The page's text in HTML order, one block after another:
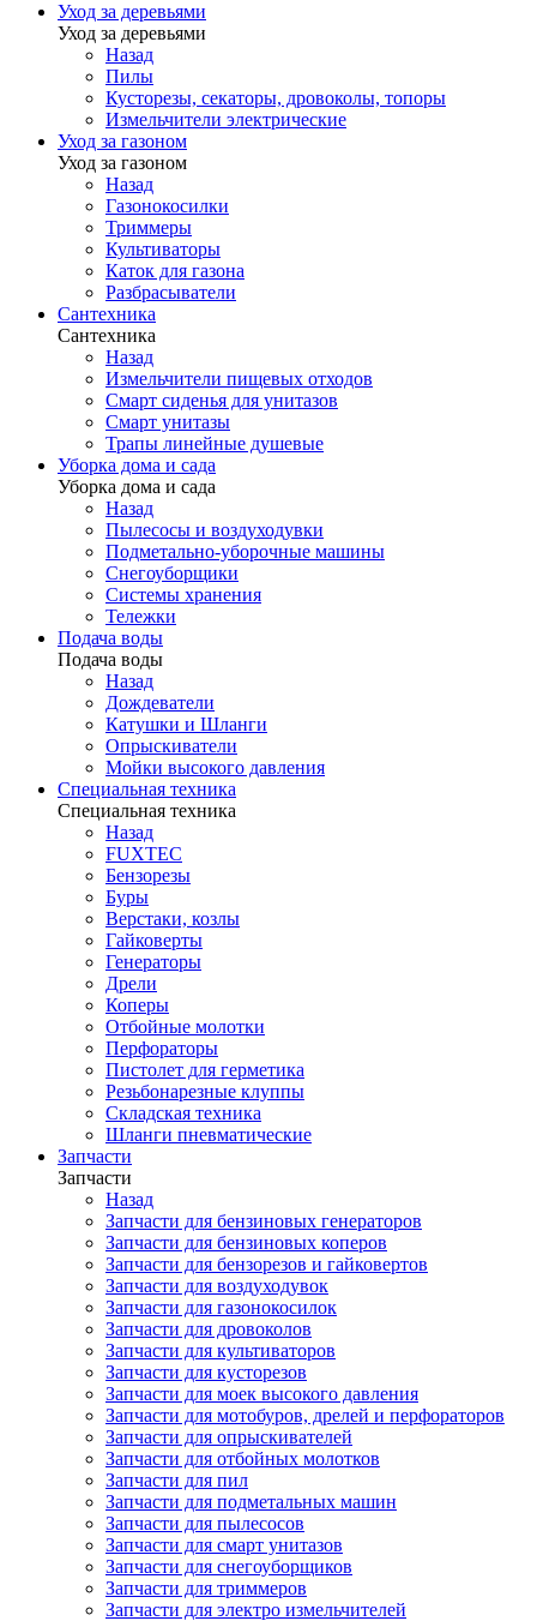
Уход за деревьями
Уход за деревьями
Назад
Пилы
Кусторезы, секаторы, дровоколы, топоры
Измельчители электрические
Уход за газоном
Уход за газоном
Назад
Газонокосилки
Триммеры
Культиваторы
Каток для газона
Разбрасыватели
Сантехника
Сантехника
Назад
Измельчители пищевых отходов
Смарт сиденья для унитазов
Смарт унитазы
Трапы линейные душевые
Уборка дома и сада
Уборка дома и сада
Назад
Пылесосы и воздуходувки
Подметально-уборочные машины
Снегоуборщики
Системы хранения
Тележки
Подача воды
Подача воды
Назад
Дождеватели
Катушки и Шланги
Опрыскиватели
Мойки высокого давления
Специальная техника
Специальная техника
Назад
FUXTEC
Бензорезы
Буры
Верстаки, козлы
Гайковерты
Генераторы
Дрели
Коперы
Отбойные молотки
Перфораторы
Пистолет для герметика
Резьбонарезные клуппы
Складская техника
Шланги пневматические
Запчасти
Запчасти
Назад
Запчасти для бензиновых генераторов
Запчасти для бензиновых коперов
Запчасти для бензорезов и гайковертов
Запчасти для воздуходувок
Запчасти для газонокосилок
Запчасти для дровоколов
Запчасти для культиваторов
Запчасти для кусторезов
Запчасти для моек высокого давления
Запчасти для мотобуров, дрелей и перфораторов
Запчасти для опрыскивателей
Запчасти для отбойных молотков
Запчасти для пил
Запчасти для подметальных машин
Запчасти для пылесосов
Запчасти для смарт унитазов
Запчасти для снегоуборщиков
Запчасти для триммеров
Запчасти для электро измельчителей